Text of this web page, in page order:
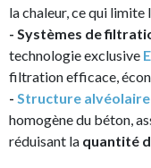
la chaleur, ce qui limite
- Systèmes de
technologie exclusive
filtration efficace,
- Structure
homogène du béton,
réduisant la quantité